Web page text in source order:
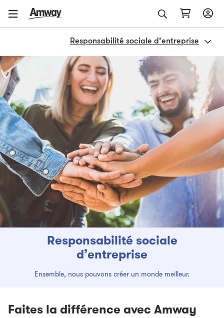
Responsabilité sociale d’entreprise
Responsabilité sociale
d’entreprise
Ensemble, nous pouvons créer un monde meilleur.
Faites la différence avec Amway